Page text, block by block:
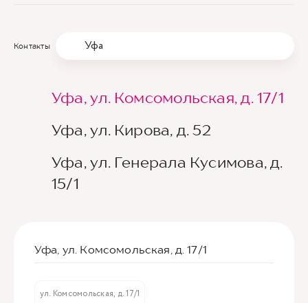
Контакты Уфа
Уфа, ул. Комсомольская, д. 17/1
Уфа, ул. Кирова, д. 52
Уфа, ул. Генерала Кусимова, д.
15/1
Уфа, ул. Комсомольская, д. 17/1
ул. Комсомольская, д. 17/1